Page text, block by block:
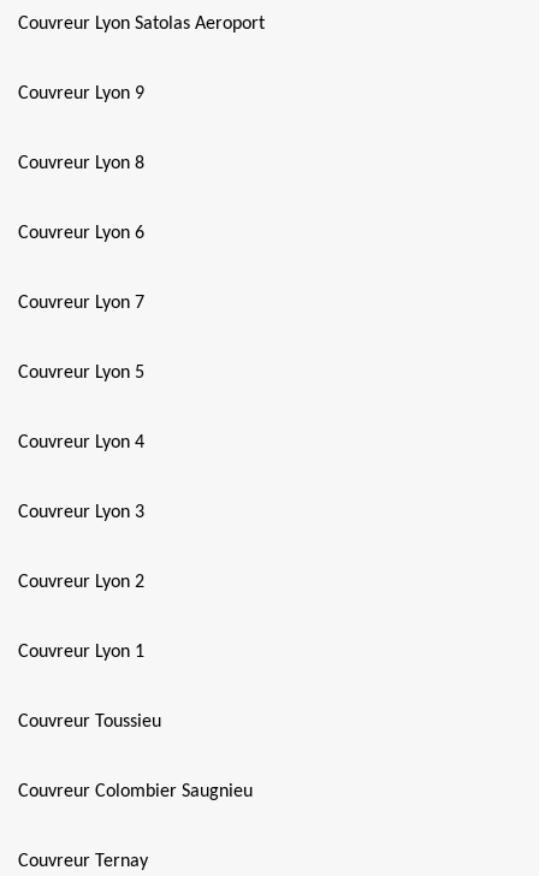
Couvreur Lyon Satolas Aeroport
Couvreur Lyon 9
Couvreur Lyon 8
Couvreur Lyon 6
Couvreur Lyon 7
Couvreur Lyon 5
Couvreur Lyon 4
Couvreur Lyon 3
Couvreur Lyon 2
Couvreur Lyon 1
Couvreur Toussieu
Couvreur Colombier Saugnieu
Couvreur Ternay